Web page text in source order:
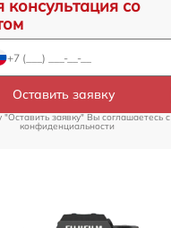
консультация со
Оставить заявку
заявку" Вы соглашаетесь c
конфиденциальности